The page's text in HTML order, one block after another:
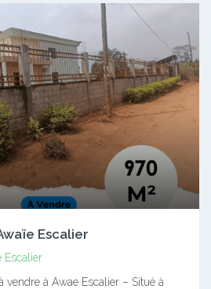
Escalier
Escalier
vendre à Awae Escalier – Situé à